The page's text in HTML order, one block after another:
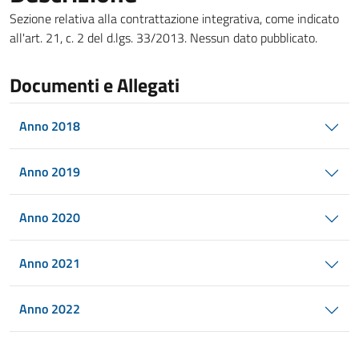
Sezione relativa alla contrattazione integrativa, come indicato
all'art. 21, c. 2 del d.lgs. 33/2013. Nessun dato pubblicato.
Documenti e Allegati
Anno 2018
Anno 2019
Anno 2020
Anno 2021
Anno 2022